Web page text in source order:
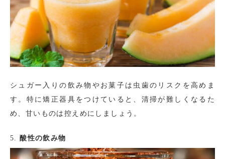
シュガー入りの飲み物やお菓子は虫歯のリスクを高めま
す。特に矯正器具をつけていると、清掃が難しくなるた
め、甘いものは控えめにしましょう。
5.酸性の飲み物